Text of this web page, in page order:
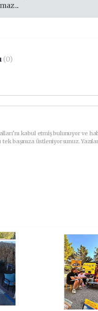
(0)
kabul etmiş bulunuyor ve
başınıza üstleniyorsunuz.